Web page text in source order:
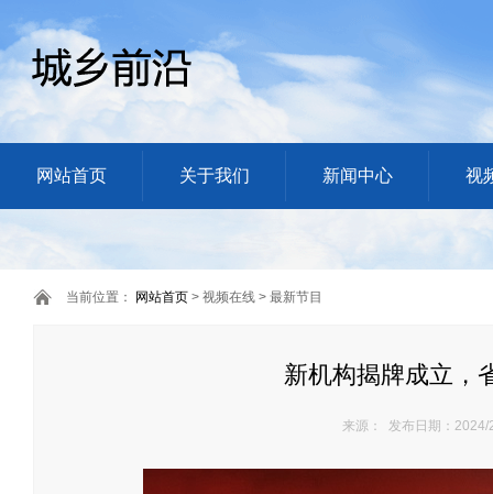
网站首页 关于我们 新闻中心 视
当前位置： 网站首页 > 视频在线 > 最新节目
新机构揭牌成立，
来源： 发布日期：